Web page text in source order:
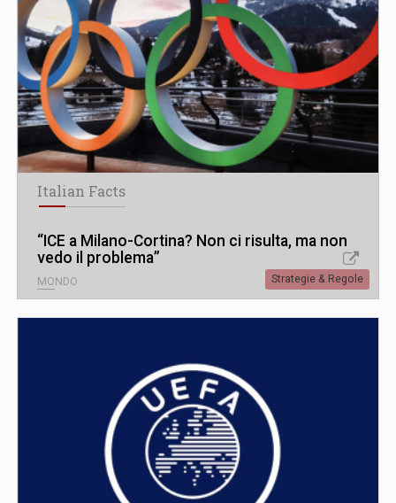
Italian Facts
“ICE a Milano-Cortina? Non ci risulta, ma non
vedo il problema”
MONDO Strategie & Regole